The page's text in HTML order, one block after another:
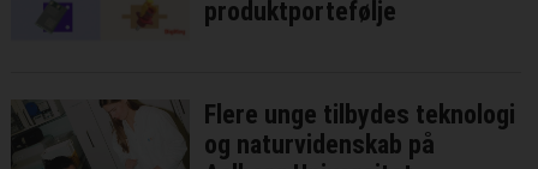
produktportefølje
Flere unge tilbydes teknologi
og naturvidenskab på